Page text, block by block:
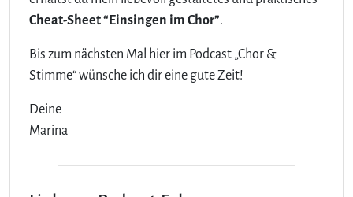
Cheat-Sheet “Einsingen im Chor”.
Bis zum nächsten Mal hier im Podcast „Chor &
Stimme“ wünsche ich dir eine gute Zeit!
Deine
Marina